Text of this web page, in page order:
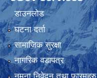
डाउनलोड
घटना दर्ता
सामाजिक सुरक्षा
नागरिक वडापत्र